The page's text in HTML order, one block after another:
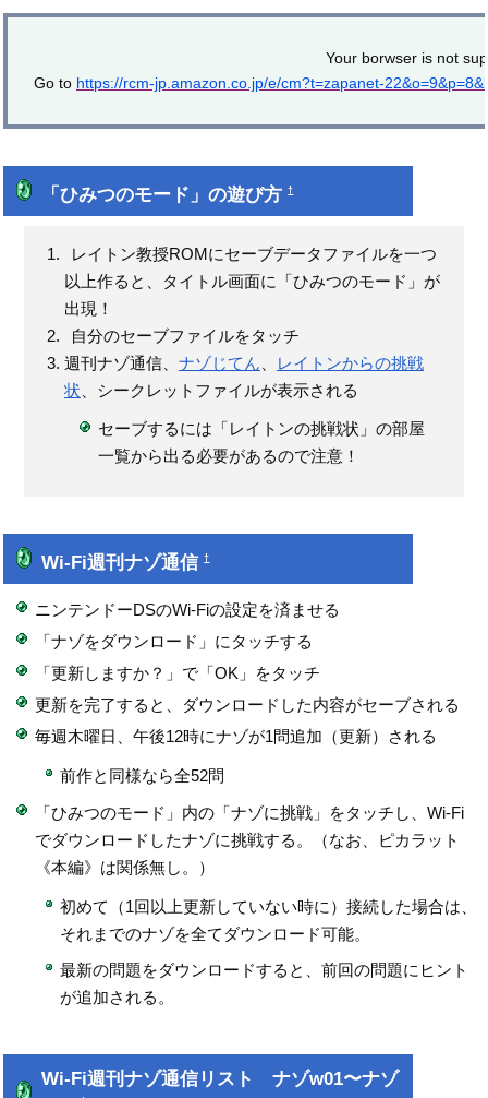
Your borwser is not
Go to https://rcm-jp.amazon.co.jp/e/cm?t=zapanet-
「ひみつのモード」の遊び方†
レイトン教授ROMにセーブデータファイルを一つ
以上作ると、タイトル画面に「ひみつのモード」が
出現！
自分のセーブファイルをタッチ
週刊ナゾ通信、 ナゾじてん、
レイトンからの挑戦
状、シークレットファイルが表示される
セーブするには「レイトンの挑戦状」の部屋
一覧から出る必要があるので注意！
Wi-Fi週刊ナゾ通信†
ニンテンドーDSのWi-Fiの設定を済ませる
「ナゾをダウンロード」にタッチする
「更新しますか？」で「OK」をタッチ
更新を完了すると、ダウンロードした内容がセーブされる
毎週木曜日、午後12時にナゾが1問追加（更新）される
前作と同様なら全52問
「ひみつのモード」内の「ナゾに挑戦」をタッチし、Wi-Fi
でダウンロードしたナゾに挑戦する。（なお、ピカラット
《本編》は関係無し。）
初めて（1回以上更新していない時に）接続した場合は、
それまでのナゾを全てダウンロード可能。
最新の問題をダウンロードすると、前回の問題にヒント
が追加される。
Wi-Fi週刊ナゾ通信リスト ナゾw01〜ナゾ